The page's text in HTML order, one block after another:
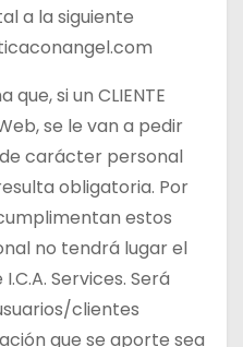
a la siguiente
que, si un CLIENTE
se le van a pedir
carácter personal
obligatoria. Por
estos
no tendrá lugar el
Services. Será
clientes
que se aporte sea